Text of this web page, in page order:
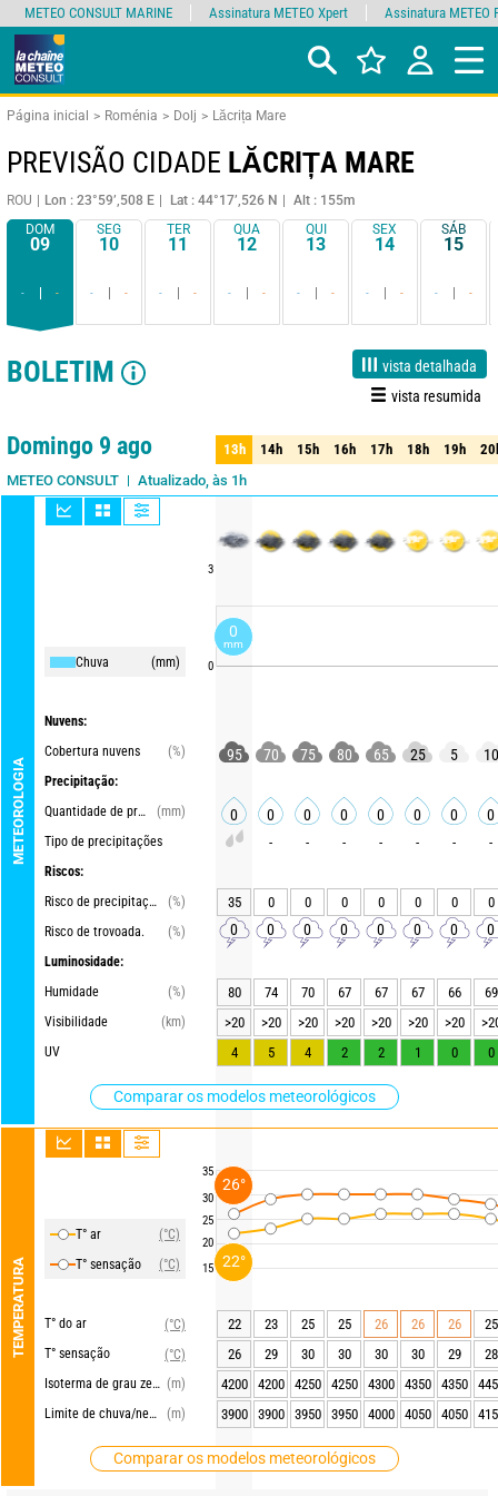
Página inicial Roménia Dolj Lăcrița Mare
PREVISÃO CIDADE LĂCRIȚA MARE
ROU Lon : 23°59’,508 E Lat : 44°17’,526 N
Alt : 155m
DOM
09
- -
SEG
10
- -
TER
11
- -
QUA
12
- -
QUI
13
- -
SEX
14
- -
SÁB
15
- -
BOLETIM
vista detalhada
vista resumida
1 dia Fiabilidade 90%
Domingo 9 ago
METEO CONSULT Atualizado, às 1h
METEOROLOGIA
Chuva (mm)
Nuvens:
Cobertura nuvens
(%)
Precipitação:
Quantidade de precipitações
(mm)
Tipo de precipitações
Riscos:
Risco de precipitações
(%)
Risco de trovoada.
(%)
Luminosidade:
Humidade
(%)
Visibilidade
(km)
UV
Comparar os modelos meteorológicos
TEMPERATURA
T° ar
(°C)
T° sensação
(°C)
T° do ar
(°C)
T° sensação
(°C)
Isoterma de grau zero (m)
Limite de chuva/neve
(m)
Comparar os modelos meteorológicos
3
0
35
30
25
20
15
13h 14h 15h 16h 17h 18h 19h
13h 14h 15h 16h 17h 18h 19h
95 70 75 80 65 25 5 10
0 0 0 0 0 0 0 0
- - - - - - -
35 0 0 0 0 0 0 0
0 0 0 0 0 0 0 0
80 74 70 67 67 67 66
69
>20
>20 >20 >20 >20 >20 >20
4
5 4 2 2 1 0 0
22 23 25 25 26 26 26
25
26
29 30 30 30 30 29
28
4200
4200 4250 4250 4300 4350 4350
3900
3900 3950 3950 4000 4050 4050
METEO CONSULT MARINE Assinatura METEO Xpert Assinatura METEO
0
mm
22°
26°